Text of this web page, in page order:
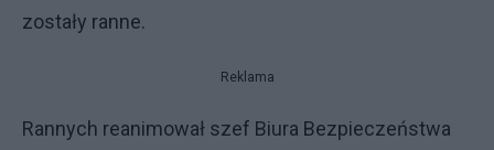
zostały ranne.
Reklama
Rannych reanimował szef Biura Bezpieczeństwa